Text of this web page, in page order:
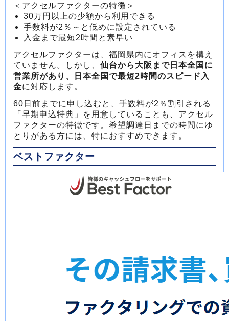
＜アクセルファクターの特徴＞
30万円以上の少額から利用できる
手数料が2％～と低めに設定されている
入金まで最短2時間と素早い
アクセルファクターは、福岡県内にオフィスを構え
ていません。しかし、 仙台から大阪まで日本全国に
営業所があり、日本全国で最短2時間のスピード入
金に対応します。
60日前までに申し込むと、手数料が2％割引される
「早期申込特典」を用意していることも、アクセル
ファクターの特徴です。希望調達日までの時間にゆ
とりがある方には、特におすすめできます。
ベストファクター